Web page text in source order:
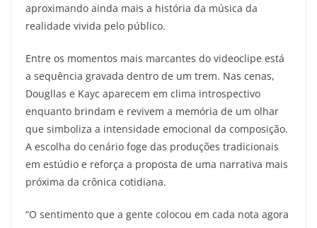
aproximando ainda mais a história da música da
realidade vivida pelo público.
Entre os momentos mais marcantes do videoclipe está
a sequência gravada dentro de um trem. Nas cenas,
Dougllas e Kayc aparecem em clima introspectivo
enquanto brindam e revivem a memória de um olhar
que simboliza a intensidade emocional da composição.
A escolha do cenário foge das produções tradicionais
em estúdio e reforça a proposta de uma narrativa mais
próxima da crônica cotidiana.
“O sentimento que a gente colocou em cada nota agora